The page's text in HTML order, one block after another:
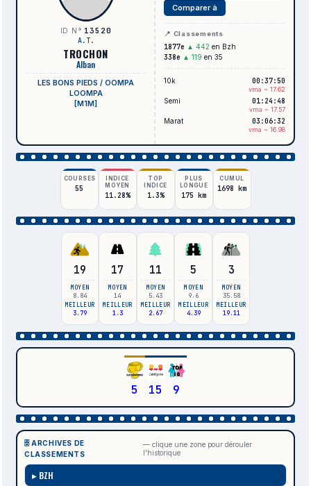
ID N° 13520
A.T.
TROCHON
Alban
LES BONS PIEDS / OOMPA
LOOMPA
[M1M]
Comparer à
📍 Classements
1877e ▲ 442 en Bzh
338e ▲ 119 en 35
10k 00:37:50
vma ~ 17.62
Semi 01:24:48
vma ~ 17.57
Marat 03:06:32
vma ~ 16.98
COURSES
55
INDICE
MOYEN
11.28%
TOP
INDICE
1.3%
PLUS
LONGUE
175 km
CUMUL
1698 km
19
MOYEN
8.84
MEILLEUR
3.79
17
MOYEN
14
MEILLEUR
1.3
11
MOYEN
5.43
MEILLEUR
2.67
5
MOYEN
9.6
MEILLEUR
4.39
3
MOYEN
35.58
MEILLEUR
19.11
5 15 9
🗄️ ARCHIVES DE
CLASSEMENTS
— clique une zone pour dérouler
l'historique
BZH